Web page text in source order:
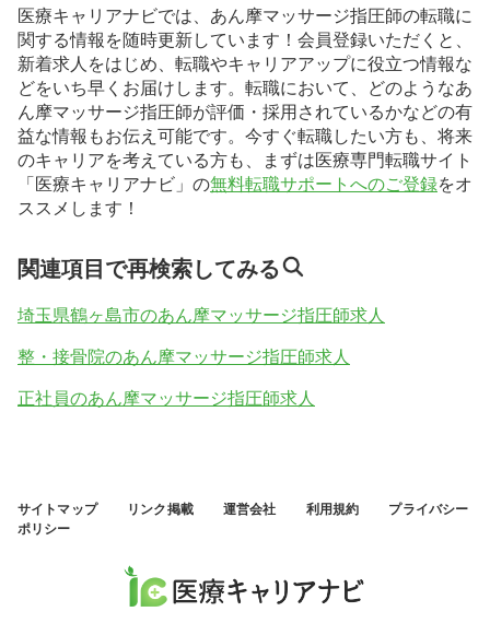
医療キャリアナビでは、あん摩マッサージ指圧師の転職に
関する情報を随時更新しています！会員登録いただくと、
新着求人をはじめ、転職やキャリアアップに役立つ情報な
どをいち早くお届けします。転職において、どのようなあ
ん摩マッサージ指圧師が評価・採用されているかなどの有
益な情報もお伝え可能です。今すぐ転職したい方も、将来
のキャリアを考えている方も、まずは医療専門転職サイト
「医療キャリアナビ」の無料転職サポートへのご登録をオ
ススメします！
関連項目で再検索してみる
埼玉県鶴ヶ島市のあん摩マッサージ指圧師求人
整・接骨院のあん摩マッサージ指圧師求人
正社員のあん摩マッサージ指圧師求人
サイトマップ リンク掲載 運営会社 利用規約
プライバシー
ポリシー